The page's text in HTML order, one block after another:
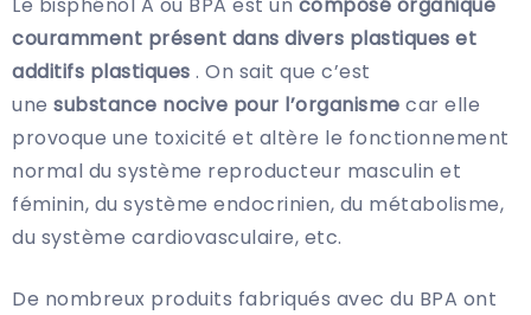
Le bisphénol A ou BPA est un composé organique
couramment présent dans divers plastiques et
additifs plastiques . On sait que c’est
une substance nocive pour l’organisme car elle
provoque une toxicité et altère le fonctionnement
normal du système reproducteur masculin et
féminin, du système endocrinien, du métabolisme,
du système cardiovasculaire, etc.
De nombreux produits fabriqués avec du BPA ont